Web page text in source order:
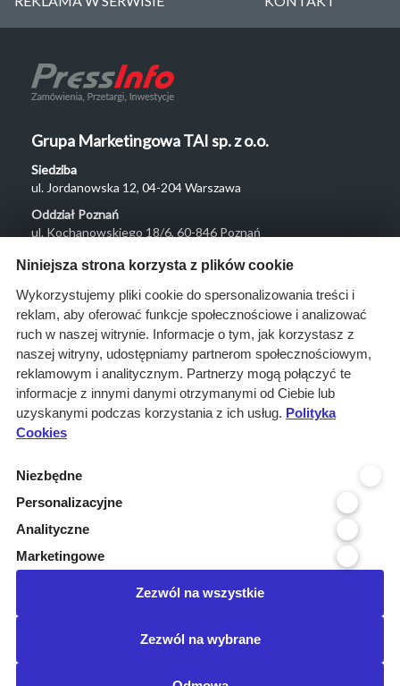
Grupa Marketingowa TAI sp. z o.o.
Siedziba
ul. Jordanowska 12, 04-204 Warszawa
Oddział Poznań
ul. Kochanowskiego 18/6, 60-846 Poznań
Menu
O nas
Rozwiązania
Monitoring
przetargów
Raporty
przetargowe
Kontakt
Kontakt
Infolinia 800 800 707
kontakt@pressinfo.pl
Niniejsza strona korzysta z plików cookie
Wykorzystujemy pliki cookie do spersonalizowania treści i
reklam, aby oferować funkcje społecznościowe i analizować
ruch w naszej witrynie. Informacje o tym, jak korzystasz z
naszej witryny, udostępniamy partnerom społecznościowym,
reklamowym i analitycznym. Partnerzy mogą połączyć te
informacje z innymi danymi otrzymanymi od Ciebie lub
uzyskanymi podczas korzystania z ich usług. Polityka
Cookies
Niezbędne
Personalizacyjne
Analityczne
Marketingowe
Zezwól na wszystkie
Zezwól na wybrane